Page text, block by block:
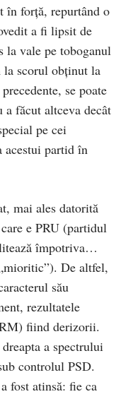
în forţă, repurtând o
a fi lipsit de
la vale pe toboganul
scorul obţinut la
se poate
făcut altceva decât
pe cei
acestui partid în
mai ales datorită
e PRU (partidul
împotriva…
De altfel,
său
rezultatele
fiind derizorii.
a spectrului
controlul PSD.
fost atinsă: fie ca